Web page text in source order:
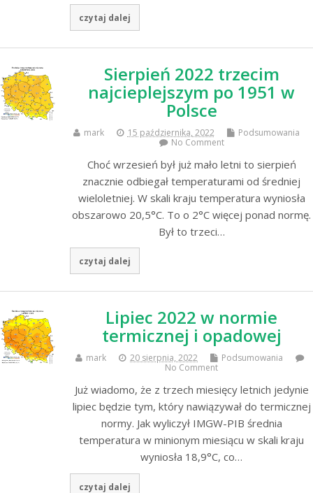
czytaj dalej
Sierpień 2022 trzecim
najcieplejszym po 1951 w
Polsce
mark 15 października, 2022
Podsumowania
No Comment
Choć wrzesień był już mało letni to sierpień
znacznie odbiegał temperaturami od średniej
wieloletniej. W skali kraju temperatura wyniosła
obszarowo 20,5°C. To o 2°C więcej ponad normę.
Był to trzeci…
czytaj dalej
Lipiec 2022 w normie
termicznej i opadowej
mark 20 sierpnia, 2022
Podsumowania
No Comment
Już wiadomo, że z trzech miesięcy letnich jedynie
lipiec będzie tym, który nawiązywał do termicznej
normy. Jak wyliczył IMGW-PIB średnia
temperatura w minionym miesiącu w skali kraju
wyniosła 18,9°C, co…
czytaj dalej